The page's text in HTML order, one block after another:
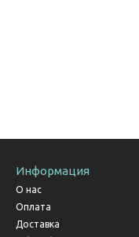
Информация
О нас
Оплата
Доставка